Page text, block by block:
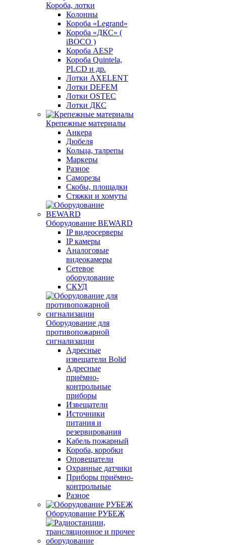
Короба, лотки
Колонны
Короба «Legrand»
Короба «ДКС» (
iBOCO )
Короба AESP
Короба Quintela,
PLCD и др.
Лотки AXELENT
Лотки DEFEM
Лотки OSTEC
Лотки ДКС
Крепежные материалы
Анкера
Дюбеля
Кольца, талрепы
Маркеры
Разное
Саморезы
Скобы, площадки
Стяжки и хомуты
Оборудование BEWARD
IP видеосерверы
IP камеры
Аналоговые
видеокамеры
Сетевое
оборудование
СКУД
Оборудование для
противопожарной
сигнализации
Адресные
извещатели Bolid
Адресные
приёмно-
контрольные
приборы
Извещатели
Источники
питания и
резервирования
Кабель пожарный
Короба, коробки
Оповещатели
Охранные датчики
Приборы приёмно-
контрольные
Разное
Оборудование РУБЕЖ